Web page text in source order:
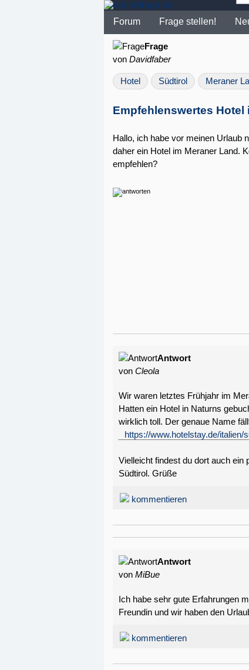
Forum Frage stellen!
Frage
von Davidfaber
Hotel Südtirol Meraner
Empfehlenswertes
Hallo, ich habe vor meinen Urlaub
daher ein Hotel im Meraner Land.
empfehlen?
Antwort
von Cleola
Wir waren letztes Frühjahr im
Hatten ein Hotel in Naturns
wirklich toll. Der genaue Name
https://www.hotelstay.de/italien/
Vielleicht findest du dort auch ein
Südtirol. Grüße
kommentieren
Antwort
von MiBue
Ich habe sehr gute Erfahrungen
Freundin und wir haben den
kommentieren